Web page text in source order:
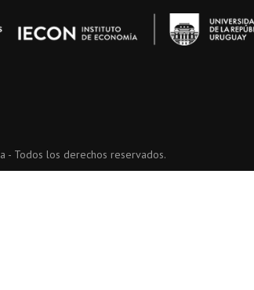
- Todos los derechos reservados.